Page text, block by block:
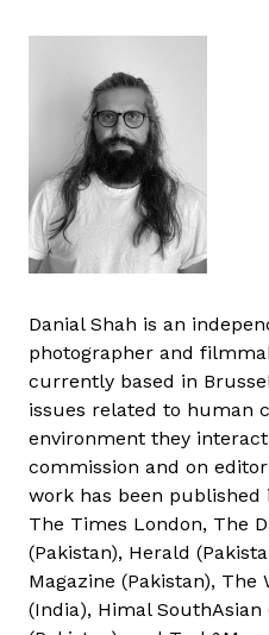
Danial Shah is an
photographer and
currently based in
issues related to human
environment they
commission and on
work has been published
The Times London, The
(Pakistan), Herald
Magazine (Pakistan), The
(India), Himal SouthAsian